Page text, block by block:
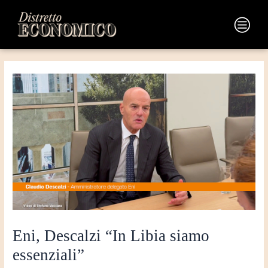
contenuto
Main
Menu
Eni, Descalzi “In Libia siamo
essenziali”
articoli